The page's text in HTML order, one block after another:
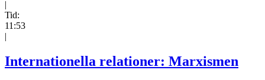
|
Tid:
11:53
|
Internationella relationer: Marxismen